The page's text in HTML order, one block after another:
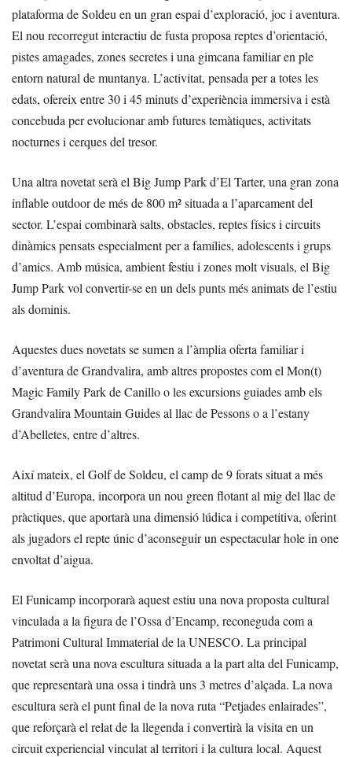
plataforma de Soldeu en un gran espai d’exploració, joc i aventura.
El nou recorregut interactiu de fusta proposa reptes d’orientació,
pistes amagades, zones secretes i una gimcana familiar en ple
entorn natural de muntanya. L’activitat, pensada per a totes les
edats, ofereix entre 30 i 45 minuts d’experiència immersiva i està
concebuda per evolucionar amb futures temàtiques, activitats
nocturnes i cerques del tresor.
Una altra novetat serà el Big Jump Park d’El Tarter, una gran zona
inflable outdoor de més de 800 m² situada a l’aparcament del
sector. L’espai combinarà salts, obstacles, reptes físics i circuits
dinàmics pensats especialment per a famílies, adolescents i grups
d’amics. Amb música, ambient festiu i zones molt visuals, el Big
Jump Park vol convertir-se en un dels punts més animats de l’estiu
als dominis.
Aquestes dues novetats se sumen a l’àmplia oferta familiar i
d’aventura de Grandvalira, amb altres propostes com el Mon(t)
Magic Family Park de Canillo o les excursions guiades amb els
Grandvalira Mountain Guides al llac de Pessons o a l’estany
d’Abelletes, entre d’altres.
Així mateix, el Golf de Soldeu, el camp de 9 forats situat a més
altitud d’Europa, incorpora un nou green flotant al mig del llac de
pràctiques, que aportarà una dimensió lúdica i competitiva, oferint
als jugadors el repte únic d’aconseguir un espectacular hole in one
envoltat d’aigua.
El Funicamp incorporarà aquest estiu una nova proposta cultural
vinculada a la figura de l’Ossa d’Encamp, reconeguda com a
Patrimoni Cultural Immaterial de la UNESCO. La principal
novetat serà una nova escultura situada a la part alta del Funicamp,
que representarà una ossa i tindrà uns 3 metres d’alçada. La nova
escultura serà el punt final de la nova ruta “Petjades enlairades”,
que reforçarà el relat de la llegenda i convertirà la visita en un
circuit experiencial vinculat al territori i la cultura local. Aquest